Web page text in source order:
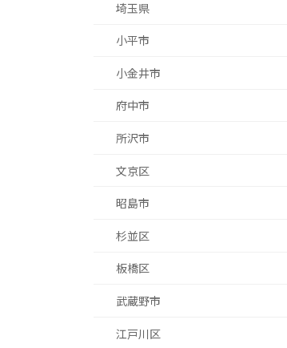
埼玉県
小平市
小金井市
府中市
所沢市
文京区
昭島市
杉並区
板橋区
武蔵野市
江戸川区